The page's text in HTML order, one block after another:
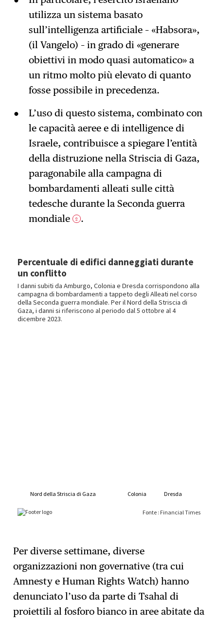
utilizza un sistema basato
sull’intelligenza artificiale – «Habsora»,
(il Vangelo) – in grado di «generare
obiettivi in modo quasi automatico» a
un ritmo molto più elevato di quanto
fosse possibile in precedenza.
L’uso di questo sistema, combinato con
le capacità aeree e di intelligence di
Israele, contribuisce a spiegare l’entità
della distruzione nella Striscia di Gaza,
paragonabile alla campagna di
bombardamenti alleati sulle città
tedesche durante la Seconda guerra
mondiale
2 .
Per diverse settimane, diverse
organizzazioni non governative (tra cui
Amnesty e Human Rights Watch) hanno
denunciato l’uso da parte di Tsahal di
proiettili al fosforo bianco in aree abitate da